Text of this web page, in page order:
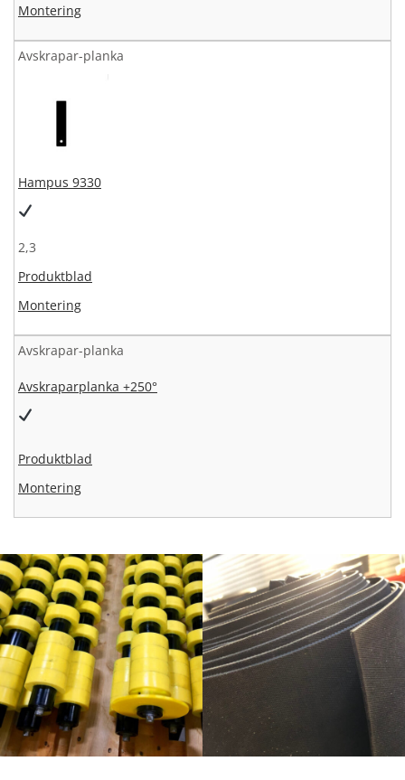
Montering
Avskrapar-planka
Hampus 9330
2,3
Produktblad
Montering
Avskrapar-planka
Avskraparplanka +250°
Produktblad
Montering